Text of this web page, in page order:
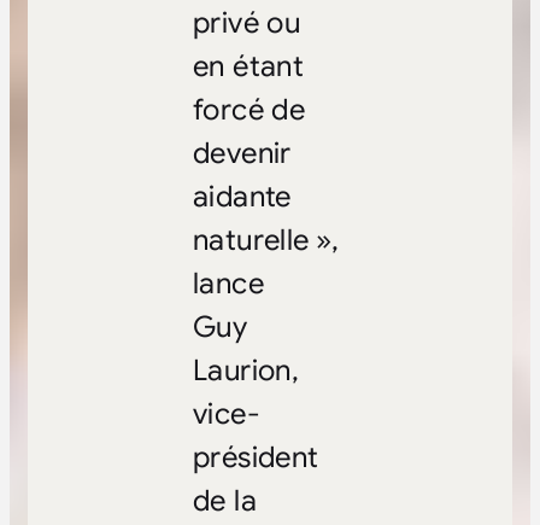
privé ou
en étant
forcé de
devenir
aidante
naturelle »,
lance
Guy
Laurion,
vice-
président
de la